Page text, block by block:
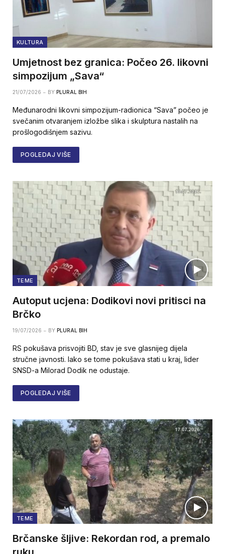
KULTURA
Umjetnost bez granica: Počeo 26. likovni
simpozijum „Sava“
21/07/2026 BY PLURAL BIH
Međunarodni likovni simpozijum-radionica “Sava” počeo je
svečanim otvaranjem izložbe slika i skulptura nastalih na
prošlogodišnjem sazivu.
POGLEDAJ VIŠE
TEME
Autoput ucjena: Dodikovi novi pritisci na
Brčko
19/07/2026 BY PLURAL BIH
RS pokušava prisvojiti BD, stav je sve glasnijeg dijela
stručne javnosti. Iako se tome pokušava stati u kraj, lider
SNSD-a Milorad Dodik ne odustaje.
POGLEDAJ VIŠE
TEME
Brčanske šljive: Rekordan rod, a premalo